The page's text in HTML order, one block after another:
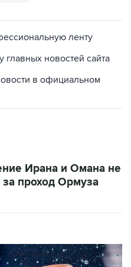
ленту
главных новостей сайта
в официальном
Ирана и Омана не
за проход Ормуза